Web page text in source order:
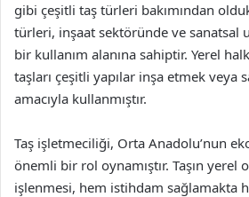
gibi çeşitli taş türleri bakımından
türleri, inşaat sektöründe ve sanatsal
bir kullanım alanına sahiptir. Yerel
taşları çeşitli yapılar inşa etmek veya
amacıyla kullanmıştır.
Taş işletmeciliği, Orta Anadolu’nun
önemli bir rol oynamıştır. Taşın yerel
işlenmesi, hem istihdam sağlamakta